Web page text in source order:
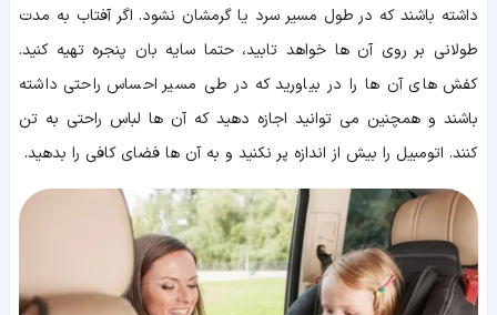
داشته باشند که در طول مسیر سرد یا گرمشان نشود. اگر آفتاب به مدت
طولانی بر روی آن ها خواهد تابید، حتما سایه بان پنجره تهیه کنید.
کفش های آن ها را در بیاورید که در طی مسیر احساس راحتی داشته
باشند و همچنین می توانید اجازه دهید که آن ها لباس راحتی به تن
کنند. اتومبیل را بیش از اندازه پر نکنید و به آن ها فضای کافی را بدهید.